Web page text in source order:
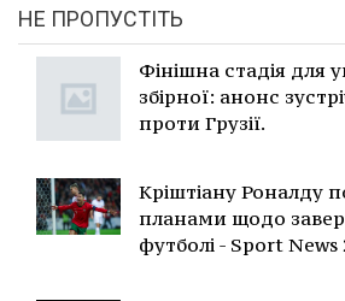
НЕ ПРОПУСТІТЬ
Фінішна стадія для
збірної: анонс
проти Грузії.
Кріштіану Роналду
планами щодо
футболі - Sport News